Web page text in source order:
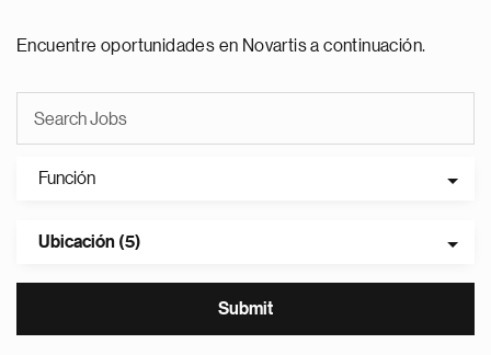
Encuentre oportunidades en Novartis a continuación.
Función
Ubicación (5)